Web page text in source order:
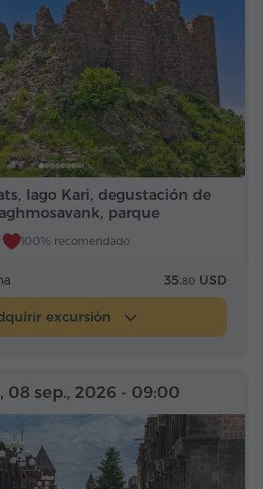
lago Kari, degustación de
parque
100% recomendado
35.80 USD
excursión
08 sep., 2026 - 09:00